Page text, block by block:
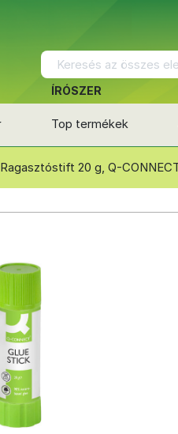
ÍRÓSZER
Top termékek
Ragasztóstift 20 g, Q-